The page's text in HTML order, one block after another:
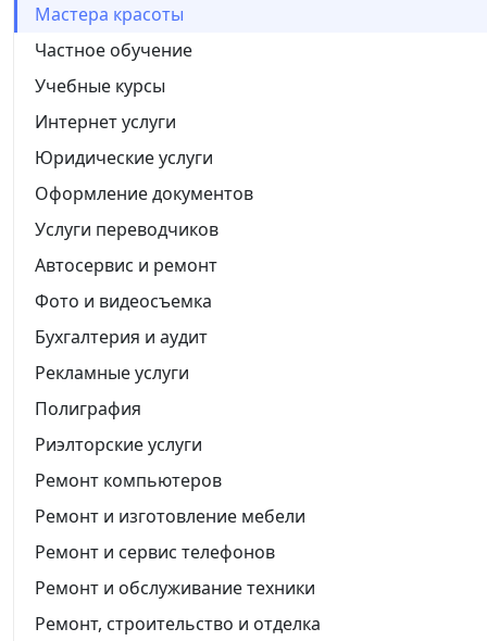
Мастера красоты
Частное обучение
Учебные курсы
Интернет услуги
Юридические услуги
Оформление документов
Услуги переводчиков
Автосервис и ремонт
Фото и видеосъемка
Бухгалтерия и аудит
Рекламные услуги
Полиграфия
Риэлторские услуги
Ремонт компьютеров
Ремонт и изготовление мебели
Ремонт и сервис телефонов
Ремонт и обслуживание техники
Ремонт, строительство и отделка